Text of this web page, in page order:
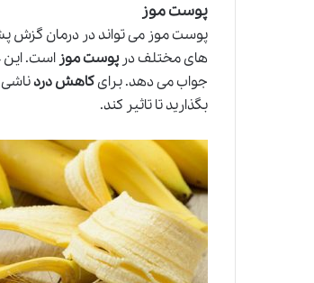
پوست موز
پوست موز می تواند در درمان گزش
های مختلف درپوست موز است.
جواب می دهد. برایکاهش درد
بگذارید تا تاثیر کند.